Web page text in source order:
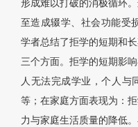
形成难以打破的消极循环
至造成辍学、社会功能受
学者总结了拒学的短期和
三个方面。拒学的短期影
人无法完成学业，个人与
等；在家庭方面表现为：
力与家庭生活质量的降低